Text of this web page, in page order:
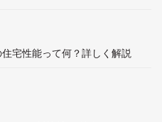
宅性能って何？詳しく解説